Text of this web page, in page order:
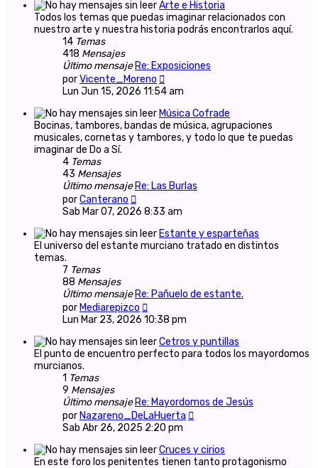
Arte e Historia
Todos los temas que puedas imaginar relacionados con
nuestro arte y nuestra historia podrás encontrarlos aquí.
14 Temas
418 Mensajes
Último mensaje Re: Exposiciones
porVicente_Moreno
último
Lun Jun 15, 2026 11:54 am
Música Cofrade
Bocinas, tambores, bandas de música, agrupaciones
musicales, cornetas y tambores, y todo lo que te puedas
imaginar de Do a Sí.
4 Temas
43 Mensajes
Último mensaje Re: Las Burlas
porCanterano
último
Sab Mar 07, 2026 8:33 am
Estante y esparteñas
El universo del estante murciano tratado en distintos
temas.
7 Temas
88 Mensajes
Último mensaje Re: Pañuelo de estante.
por Mediarepizco
último
Lun Mar 23, 2026 10:38 pm
Cetros y puntillas
El punto de encuentro perfecto para todos los mayordomos
murcianos.
1 Temas
9 Mensajes
Último mensaje Re: Mayordomos de Jesús
por Nazareno_DeLaHuerta
Sab Abr 26, 2025 2:20 pm
Cruces y cirios
En este foro los penitentes tienen tanto protagonismo